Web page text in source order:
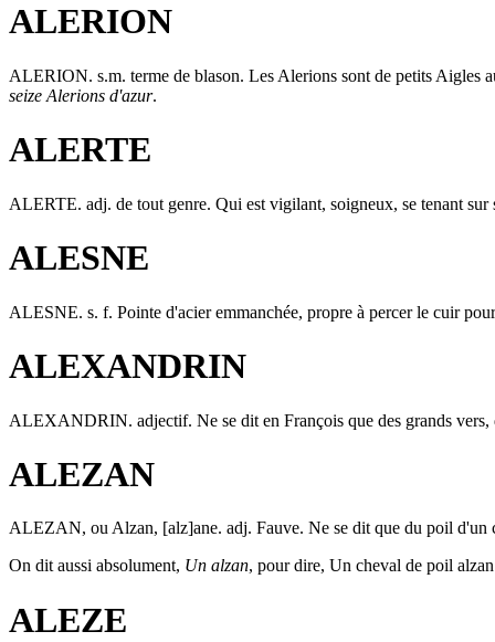
ALERION
ALERION. s.m. terme de blason. Les Alerions sont de petits
seize Alerions d'azur.
ALERTE
ALERTE. adj. de tout genre. Qui est vigilant, soigneux, se tenant sur
ALESNE
ALESNE. s. f. Pointe d'acier emmanchée, propre à percer le cuir
ALEXANDRIN
ALEXANDRIN. adjectif. Ne se dit en François que des grands
ALEZAN
ALEZAN, ou Alzan, [alz]ane. adj. Fauve. Ne se dit que du poil d'un
On dit aussi absolument, Un alzan, pour dire, Un cheval de poil
ALEZE